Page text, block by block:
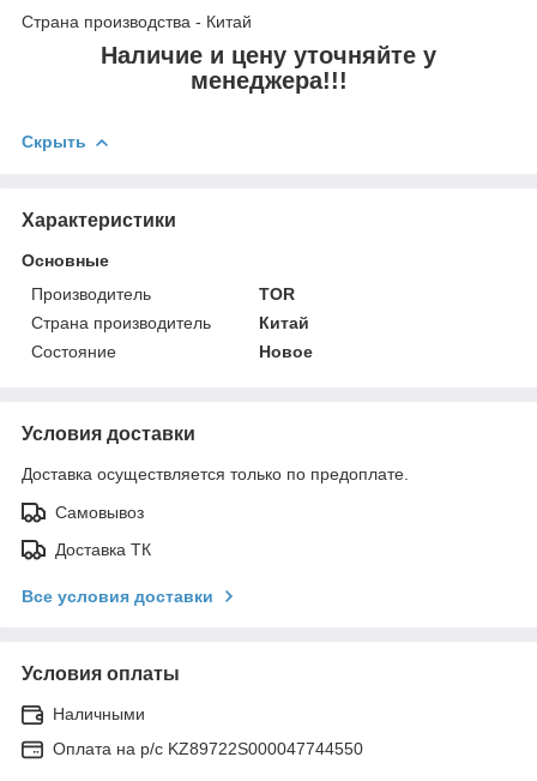
Страна производства - Китай
Наличие и цену уточняйте у
менеджера!!!
Скрыть
Характеристики
Основные
Производитель
TOR
Страна производитель
Китай
Состояние
Новое
Условия доставки
Доставка осуществляется только по предоплате.
Самовывоз
Доставка ТК
Все условия доставки
Условия оплаты
Наличными
Оплата на р/с KZ89722S000047744550